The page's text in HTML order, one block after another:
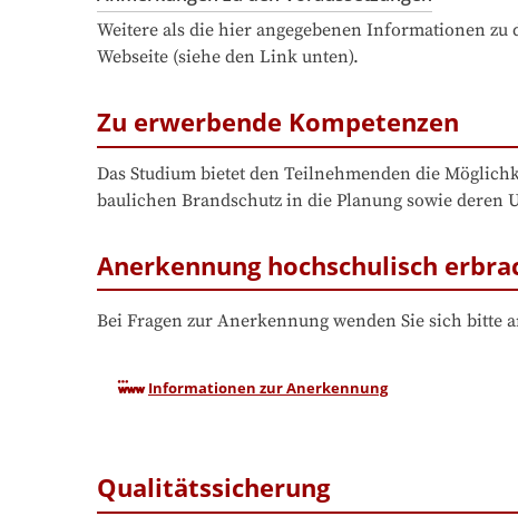
Weitere als die hier angegebenen Informationen zu
Webseite (siehe den Link unten).
Zu erwerbende Kompetenzen
Das Studium bietet den Teilnehmenden die
baulichen Brandschutz in die Planung sowie deren
Anerkennung hochschulisch
Bei Fragen zur Anerkennung wenden Sie sich bitte
Informationen zur Anerkennung
Qualitätssicherung